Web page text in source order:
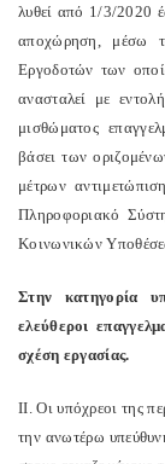
λυθεί από 1/3/2020
αποχώρηση, μέσω
Εργοδοτών των
ανασταλεί με
μισθώματος
βάσει των
μέτρων
Πληροφοριακό
Κοινωνικών
Στην κατηγορία
ελεύθεροι
σχέση εργασίας.
IΙ. Οι υπόχρεοι της
την ανωτέρω